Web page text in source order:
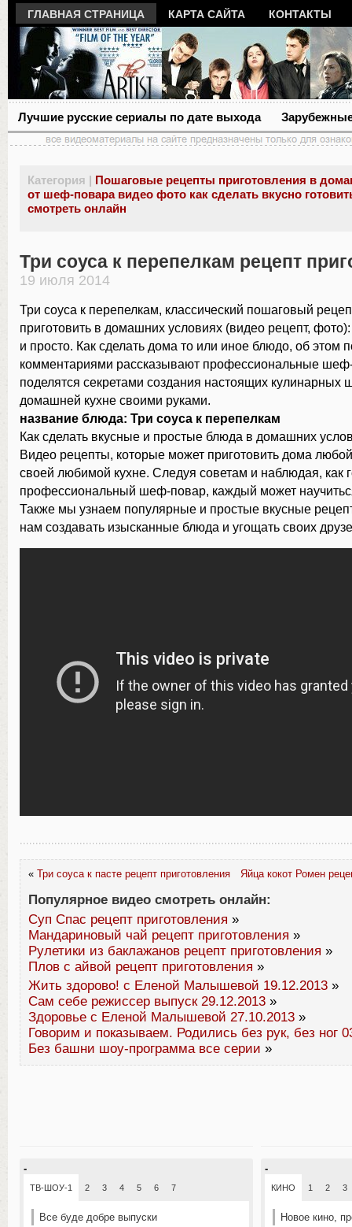
ГЛАВНАЯ СТРАНИЦА КАРТА САЙТА КОНТАКТЫ
Лучшие русские сериалы по дате выхода
Категория | Пошаговые рецепты приготовления в
от шеф-повара видео фото как сделать вкусно
смотреть онлайн
Три соуса к перепелкам рецепт
19 июля 2014
Три соуса к перепелкам, классический пошаговый
приготовить в домашних условиях (видео рецепт,
и просто. Как сделать дома то или иное блюдо, об этом
комментариями рассказывают профессиональные
поделятся секретами создания настоящих кулинарных
домашней кухне своими руками.
название блюда: Три соуса к перепелкам
Как сделать вкусные и простые блюда в домашних
Видео рецепты, которые может приготовить дома
своей любимой кухне. Следуя советам и наблюдая, как
профессиональный шеф-повар, каждый может
Также мы узнаем популярные и простые вкусные
нам создавать изысканные блюда и угощать своих
« Три соуса к пасте рецепт приготовления Яйца кокот Ромен
Популярное видео смотреть онлайн:
Суп Спас рецепт приготовления »
Мандариновый чай рецепт приготовления »
Рулетики из баклажанов рецепт приготовления »
Плов с айвой рецепт приготовления »
Жить здорово! с Еленой Малышевой 19.12.2013 »
Сам себе режиссер выпуск 29.12.2013 »
Здоровье с Еленой Малышевой 27.10.2013 »
Говорим и показываем. Родились без рук, без ног
Без башни шоу-программа все серии »
-
ТВ-ШОУ-1 2 3 4 5 6 7
Все буде добре выпуски
-
КИНО 1 2 3
Новое кино,